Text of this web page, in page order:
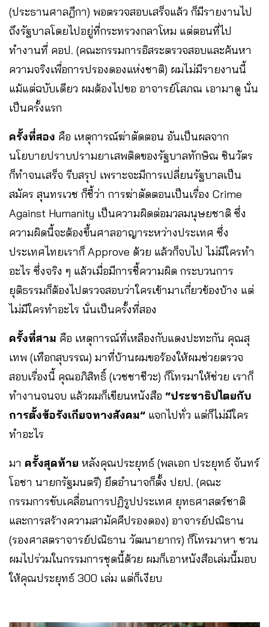
(ประธานศาลฎีกา) พอตรวจสอบเสร็จแล้ว ก็มีรายงานไป
ถึงรัฐบาลโดยไปอยู่ที่กระทรวงกลาโหม แต่ตอนที่ไป
ทำงานที่ คอป. (คณะกรรมการอิสระตรวจสอบและค้นหา
ความจริงเพื่อการปรองดองแห่งชาติ) ผมไม่มีรายงานนี้
แม้แต่ฉบับเดียว ผมต้องไปขอ อาจารย์โสภณ เอามาดู นั่น
เป็นครั้งแรก
ครั้งที่สอง คือ เหตุการณ์ฆ่าตัดตอน อันเป็นผลจาก
นโยบายปราบปรามยาเสพติดของรัฐบาลทักษิณ ชินวัตร
ก็ทำจนเสร็จ รีบสรุป เพราะจะมีการเปลี่ยนรัฐบาลเป็น
สมัคร สุนทรเวช ก็ชี้ว่า การฆ่าตัดตอนเป็นเรื่อง Crime
Against Humanity เป็นความผิดต่อมวลมนุษยชาติ ซึ่ง
ความผิดนี้จะต้องขึ้นศาลอาญาระหว่างประเทศ ซึ่ง
ประเทศไทยเราก็ Approve ด้วย แล้วก็จบไป ไม่มีใครทำ
อะไร ซึ่งจริง ๆ แล้วเมื่อมีการชี้ความผิด กระบวนการ
ยุติธรรมก็ต้องไปตรวจสอบว่าใครเข้ามาเกี่ยวข้องบ้าง แต่
ไม่มีใครทำอะไร นั่นเป็นครั้งที่สอง
ครั้งที่สาม คือ เหตุการณ์ที่เหลืองกับแดงปะทะกัน คุณสุ
เทพ (เทือกสุบรรณ) มาที่บ้านผมขอร้องให้ผมช่วยตรวจ
สอบเรื่องนี้ คุณอภิสิทธิ์ (เวชชาชีวะ) ก็โทรมาให้ช่วย เราก็
ทำงานจนจบ แล้วผมก็เขียนหนังสือ “ประชาธิปไตยกับ
การตั้งข้อรังเกียจทางสังคม” แจกไปทั่ว แต่ก็ไม่มีใคร
ทำอะไร
มา ครั้งสุดท้าย หลังคุณประยุทธ์ (พลเอก ประยุทธ์ จันทร์
โอชา นายกรัฐมนตรี) ยึดอำนาจก็ตั้ง ปยป. (คณะ
กรรมการขับเคลื่อนการปฏิรูปประเทศ ยุทธศาสตร์ชาติ
และการสร้างความสามัคคีปรองดอง) อาจารย์ปณิธาน
(รองศาสตราจารย์ปณิธาน วัฒนายากร) ก็โทรมาหา ชวน
ผมไปร่วมในกรรมการชุดนี้ด้วย ผมก็เอาหนังสือเล่มนี้มอบ
ให้คุณประยุทธ์ 300 เล่ม แต่ก็เงียบ